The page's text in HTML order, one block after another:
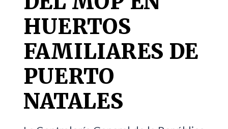
HUERTOS
FAMILIARES DE
PUERTO
NATALES